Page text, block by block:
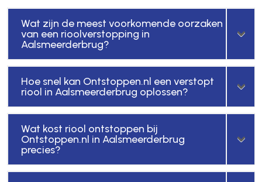
Wat zijn de meest voorkomende oorzaken
van een rioolverstopping in
Aalsmeerderbrug?
Hoe snel kan Ontstoppen.nl een verstopt
riool in Aalsmeerderbrug oplossen?
Wat kost riool ontstoppen bij
Ontstoppen.nl in Aalsmeerderbrug
precies?